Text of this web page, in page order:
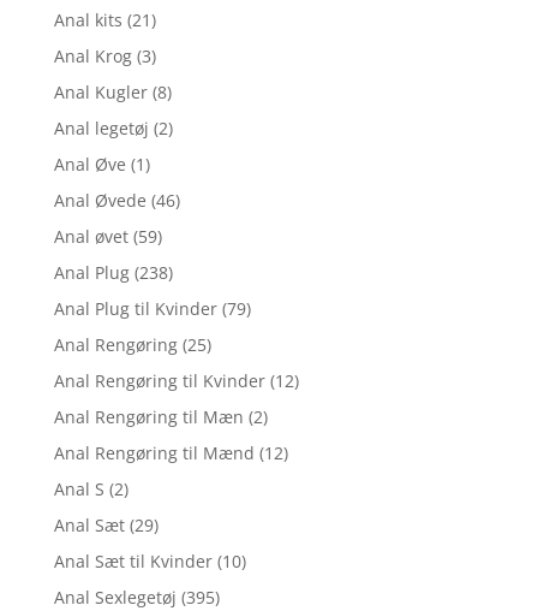
Anal kits (21)
Anal Krog (3)
Anal Kugler (8)
Anal legetøj (2)
Anal Øve (1)
Anal Øvede (46)
Anal øvet (59)
Anal Plug (238)
Anal Plug til Kvinder (79)
Anal Rengøring (25)
Anal Rengøring til Kvinder (12)
Anal Rengøring til Mæn (2)
Anal Rengøring til Mænd (12)
Anal S (2)
Anal Sæt (29)
Anal Sæt til Kvinder (10)
Anal Sexlegetøj (395)